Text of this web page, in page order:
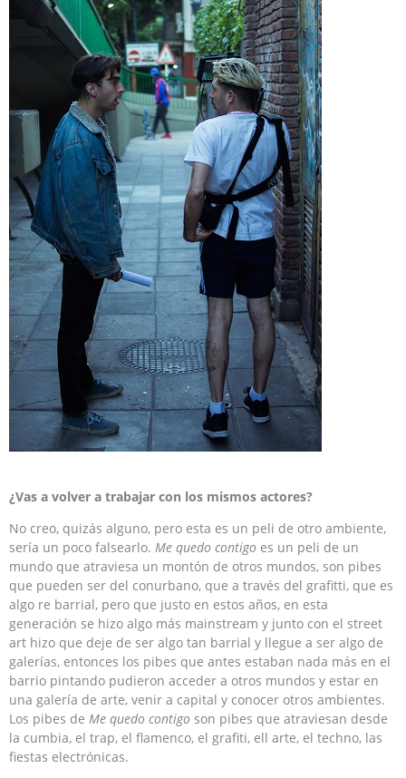
¿Vas a volver a trabajar con los mismos actores?
No creo, quizás alguno, pero esta es un peli de otro ambiente,
sería un poco falsearlo. Me quedo contigo es un peli de un
mundo que atraviesa un montón de otros mundos, son pibes
que pueden ser del conurbano, que a través del grafitti, que es
algo re barrial, pero que justo en estos años, en esta
generación se hizo algo más mainstream y junto con el street
art hizo que deje de ser algo tan barrial y llegue a ser algo de
galerías, entonces los pibes que antes estaban nada más en el
barrio pintando pudieron acceder a otros mundos y estar en
una galería de arte, venir a capital y conocer otros ambientes.
Los pibes de Me quedo contigo son pibes que atraviesan desde
la cumbia, el trap, el flamenco, el grafiti, ell arte, el techno, las
fiestas electrónicas.